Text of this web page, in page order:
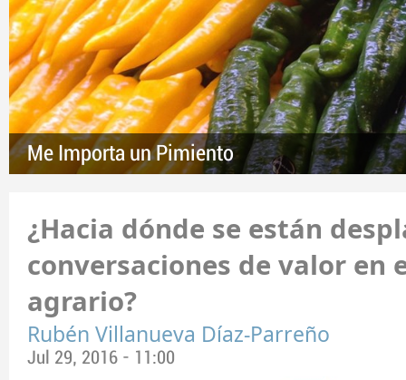
Me Importa un Pimiento
¿Hacia dónde se están
conversaciones de valor en
agrario?
Rubén Villanueva Díaz-Parreño
Jul 29, 2016 - 11:00